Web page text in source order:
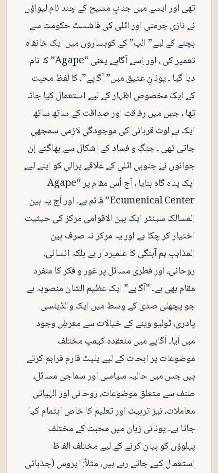
تھی اور ایسے میں جنابِ مسیح کے چند نام لیواؤں
نے نازی جرمنی اور اٹلی کی فاشسٹ حکومت سے
بچنے کے لیے” الپ” کے کوہساروں میں ایک خانقاہ
تعمیر کی ، اور اِسے آگاپے یعنی “Agape” کا نام
دیا گیا ۔ یونانِ عتیق میں” آگاپے”، کا لفظ محبت
کے ایک مخصوص اظہار کے لیے استعمال کیا جاتا
تھا ، جس میں رفاقت اور صداقت کے ساتھ ساتھ
ایک بے لوث قربانی کی موجودگی لازمی سمجھی
جاتی تھی ۔ جنگ و فساد کے اشکال سے بھاگتے اِن
جوانوں نے جنوبی اٹلی کے علاقے پرالی کو اپنے لیے
ایک پناہ گاہ بنایا ، آج اُس مقام پر “Agape
Ecumenical Center” قائم ہے۔ اور آج یہ بین
المسالک سینٹر ایک بین الاقوامی مرکز کی حیثیت
اختیار کر چکا ہے اور یہ مرکز نہ صرف بین
المذاہب ہم آہنگی کا علمبردار ہے بلکہ انسانی،
روحانی، اور فطری مسائل پر غور و فکر کا منفرد
مقام بھی ہے۔ "آگاپے" ایک عظیم الشان منصوبہ ہے
جو پچھلی صدی کے وسط میں ایک والڈینسی
پادری، ٹولیو وینے کے خیالات سے معرضِ وجود
میں آیا۔ آگاپے میں منعقدہ کیمپ مختلف
موضوعات پر ابحاث کے لیے پلیٹ فارم فراہم کرتے
ہیں جس میں حالیہ سیاسی اور سماجی مسائل،
صنف سے متعلق موضوعات، روحانی اور الہٰیاتی
معاملات، نیز تربیت اور تعلیم کا خاص اہتمام کیا
جاتا ہے۔ یونانی زبان میں محبت کے مختلف
پہلوؤں کو بیان کرنے کے لیے مختلف الفاظ
استعمال کیے جاتے رہے ہیں، مثلاً: ایروس (جذباتی